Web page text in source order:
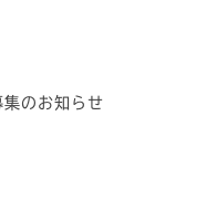
集のお知らせ